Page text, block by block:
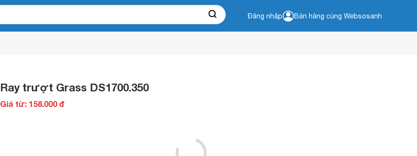
Đăng nhập Bán hàng cùng Websosanh
Ray trượt Grass DS1700.350
Giá từ: 158.000 đ